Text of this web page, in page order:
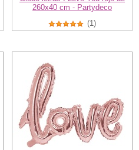
260x40 cm - Partydeco
(1)